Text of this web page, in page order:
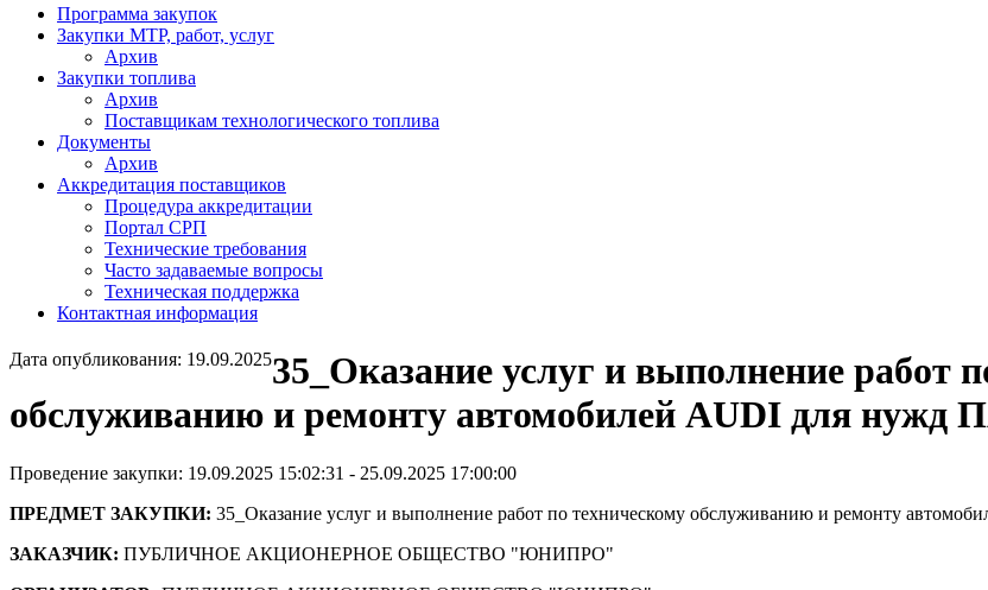
Программа закупок
Закупки МТР, работ, услуг
Архив
Закупки топлива
Архив
Поставщикам технологического топлива
Документы
Архив
Аккредитация поставщиков
Процедура аккредитации
Портал СРП
Технические требования
Часто задаваемые вопросы
Техническая поддержка
Контактная информация
Дата опубликования: 19.09.202535_Оказание услуг и выполнение работ
обслуживанию и ремонту автомобилей AUDI для
Проведение закупки: 19.09.2025 15:02:31 - 25.09.2025 17:00:00
ПРЕДМЕТ ЗАКУПКИ: 35_Оказание услуг и выполнение работ по техническому обслуживанию и ремонту
ЗАКАЗЧИК: ПУБЛИЧНОЕ АКЦИОНЕРНОЕ ОБЩЕСТВО "ЮНИПРО"